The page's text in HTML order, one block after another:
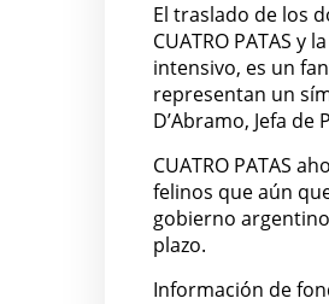
El traslado de los
CUATRO PATAS
intensivo, es un
representan un
D’Abramo, Jefa
CUATRO PATAS
felinos que aún
gobierno
plazo.
Información de